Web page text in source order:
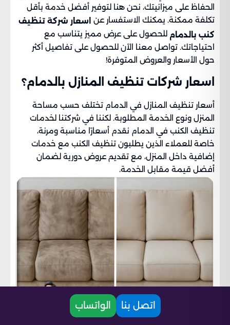
الحفاظ على ميزانيتك، نحن هنا لتوفير أفضل خدمة بأقل
تكلفة ممكنة. يمكنك الاستفسار عن اسعار شركة تنظيف
كنب بالدمام للحصول على عرض مميز يتناسب مع
احتياجاتك. تواصل معنا الآن للحصول على تفاصيل أكثر
حول الأسعار والعروض المتوفرة!
اسعار شركات تنظيف المنازل بالدمام؟
أسعار تنظيف المنازل في الدمام تختلف حسب مساحة
المنزل ونوع الخدمة المطلوبة. لكننا في شركتنا لخدمات
تنظيف الكنب في الدمام نقدم أسعارًا مناسبة ومرنة،
خاصة للعملاء الذين يطلبون تنظيف الكنب مع خدمات
إضافية داخل المنزل، مع تقديم عروض دورية لضمان
أفضل قيمة مقابل الخدمة.
اتصل بنا الواتساب